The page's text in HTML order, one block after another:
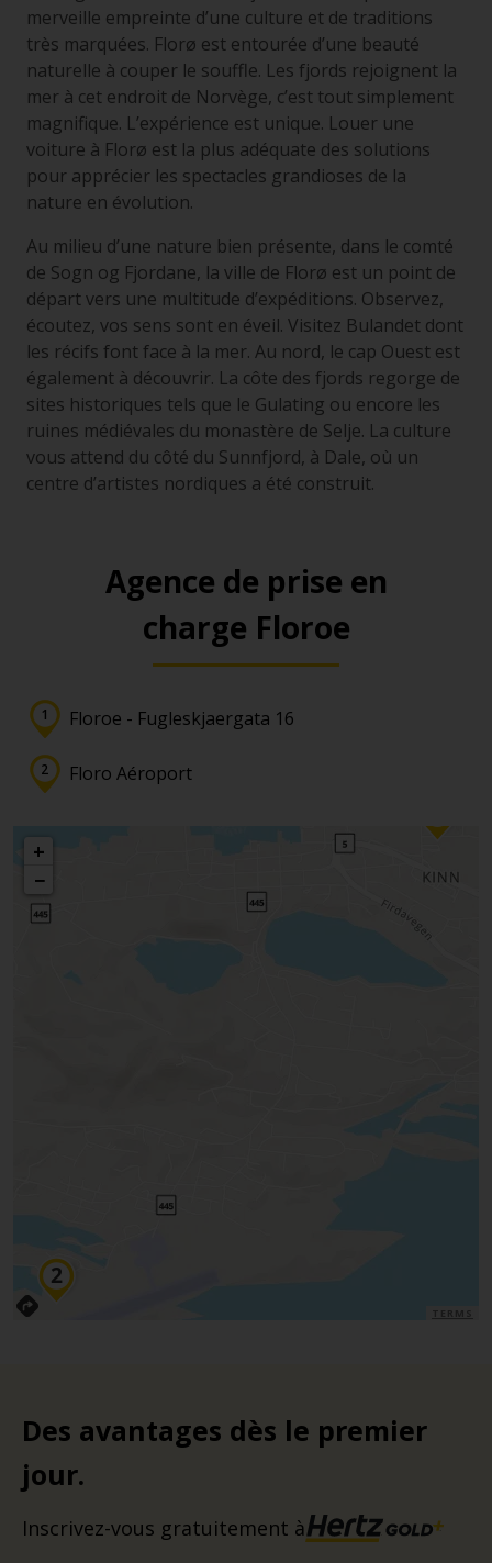
merveille empreinte d’une culture et de traditions
très marquées. Florø est entourée d’une beauté
naturelle à couper le souffle. Les fjords rejoignent la
mer à cet endroit de Norvège, c’est tout simplement
magnifique. L’expérience est unique. Louer une
voiture à Florø est la plus adéquate des solutions
pour apprécier les spectacles grandioses de la
nature en évolution.
Au milieu d’une nature bien présente, dans le comté
de Sogn og Fjordane, la ville de Florø est un point de
départ vers une multitude d’expéditions. Observez,
écoutez, vos sens sont en éveil. Visitez Bulandet dont
les récifs font face à la mer. Au nord, le cap Ouest est
également à découvrir. La côte des fjords regorge de
sites historiques tels que le Gulating ou encore les
ruines médiévales du monastère de Selje. La culture
vous attend du côté du Sunnfjord, à Dale, où un
centre d’artistes nordiques a été construit.
Agence de prise en
charge Floroe
Floroe - Fugleskjaergata 16
Floro Aéroport
+
−
Des avantages dès le premier
jour.
Inscrivez-vous gratuitement à